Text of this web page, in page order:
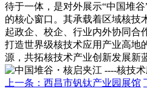
待于一体，是对外展示“中国堆
的核心窗口。其承载着区域核技
起政企、校企、行业内外协同合
打造世界级核技术应用产业高地
源，共拓核技术产业创新发展新
上一条：西昌市钒钛产业园展馆